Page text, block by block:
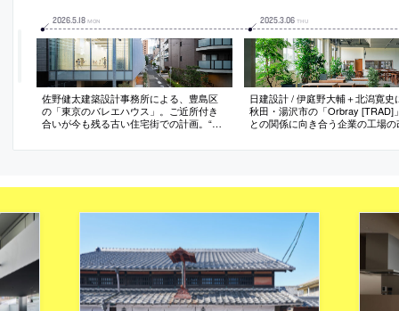
2026.5.18 MON
佐野健太建築設計事務所による、豊島区
の「東京のバレエハウス」。ご近所付き
合いが今も残る古い住宅街での計画。“公
住宅・スタジオの関係性を主題として“調
2025.3.06 THU
日建設計 / 伊庭野大輔＋北潟寛史
秋田・湯沢市の「Orbray [TRAD]
との関係に向き合う企業の工場の
め、働く姿を観覧できる“見学通
作る